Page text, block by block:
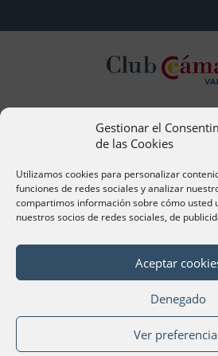
Gestionar el
de las Cookies
Utilizamos cookies para personalizar
funciones de redes sociales y analizar
compartimos información sobre cómo usted
nuestros socios de redes sociales, de
Aceptar
Denegado
Ver
Contacto
961 366 212
Síguenos
Navegación de